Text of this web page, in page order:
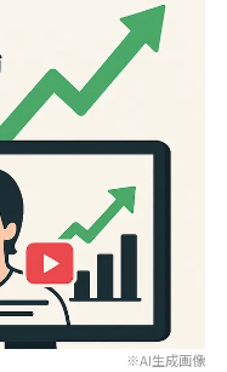
※AI生成画像